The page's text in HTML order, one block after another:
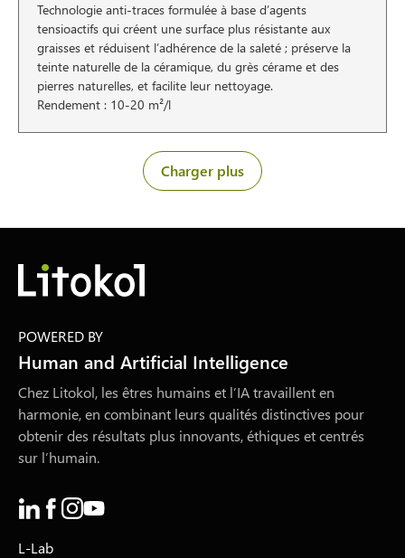
Technologie anti-traces formulée à base d’agents
tensioactifs qui créent une surface plus résistante aux
graisses et réduisent l’adhérence de la saleté ; préserve la
teinte naturelle de la céramique, du grès cérame et des
pierres naturelles, et facilite leur nettoyage.
Rendement : 10-20 m²/l
Charger plus
POWERED BY
Human and Artificial Intelligence
Chez Litokol, les êtres humains et l’IA travaillent en
harmonie, en combinant leurs qualités distinctives pour
obtenir des résultats plus innovants, éthiques et centrés
sur l’humain.
L-Lab